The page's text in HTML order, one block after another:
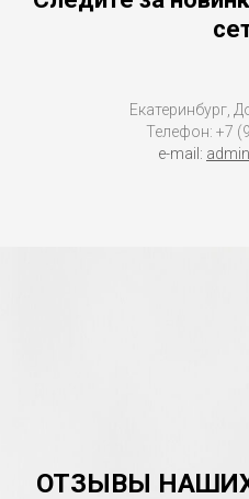
Екатеринбург,
Телефон: +7
e-mail:
ОТЗЫВЫ